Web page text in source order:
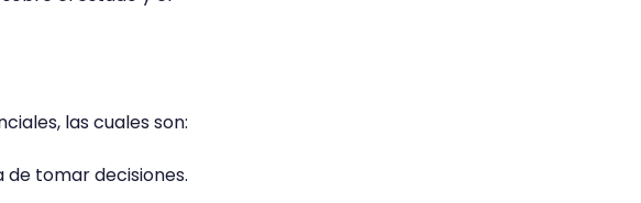
las cuales son:
de tomar decisiones.